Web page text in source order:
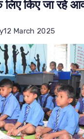
लिए किए जा रहे
12 March 2025